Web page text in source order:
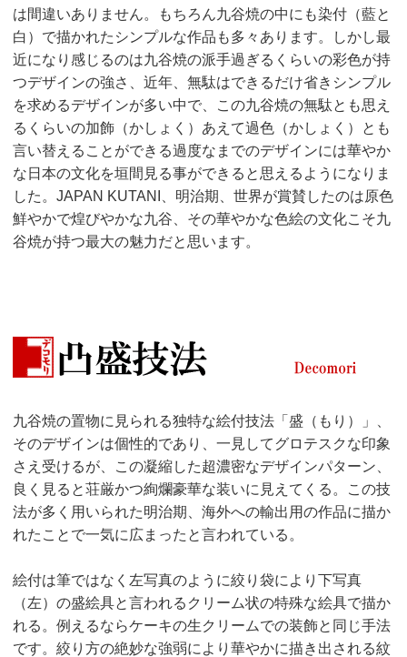
は間違いありません。もちろん九谷焼の中にも染付（藍と
白）で描かれたシンプルな作品も多々あります。しかし最
近になり感じるのは九谷焼の派手過ぎるくらいの彩色が持
つデザインの強さ、近年、無駄はできるだけ省きシンプル
を求めるデザインが多い中で、この九谷焼の無駄とも思え
るくらいの加飾（かしょく）あえて過色（かしょく）とも
言い替えることができる過度なまでのデザインには華やか
な日本の文化を垣間見る事ができると思えるようになりま
した。JAPAN KUTANI、明治期、世界が賞賛したのは原色
鮮やかで煌びやかな九谷、その華やかな色絵の文化こそ九
谷焼が持つ最大の魅力だと思います。
九谷焼の置物に見られる独特な絵付技法「盛（もり）」、
そのデザインは個性的であり、一見してグロテスクな印象
さえ受けるが、この凝縮した超濃密なデザインパターン、
良く見ると荘厳かつ絢爛豪華な装いに見えてくる。この技
法が多く用いられた明治期、海外への輸出用の作品に描か
れたことで一気に広まったと言われている。
絵付は筆ではなく左写真のように絞り袋により下写真
（左）の盛絵具と言われるクリーム状の特殊な絵具で描か
れる。例えるならケーキの生クリームでの装飾と同じ手法
です。絞り方の絶妙な強弱により華やかに描き出される紋